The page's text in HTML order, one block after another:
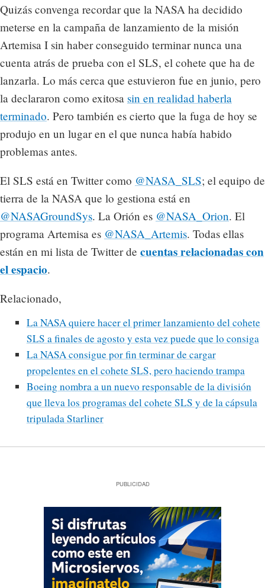
Quizás convenga recordar que la NASA ha decidido
meterse en la campaña de lanzamiento de la misión
Artemisa I sin haber conseguido terminar nunca una
cuenta atrás de prueba con el SLS, el cohete que ha de
lanzarla. Lo más cerca que estuvieron fue en junio, pero
la declararon como exitosa sin en realidad haberla
terminado. Pero también es cierto que la fuga de hoy se
produjo en un lugar en el que nunca había habido
problemas antes.
El SLS está en Twitter como @NASA_SLS; el equipo de
tierra de la NASA que lo gestiona está en
@NASAGroundSys. La Orión es @NASA_Orion. El
programa Artemisa es @NASA_Artemis. Todas ellas
están en mi lista de Twitter de cuentas relacionadas con
el espacio.
Relacionado,
La NASA quiere hacer el primer lanzamiento del cohete
SLS a finales de agosto y esta vez puede que lo consiga
La NASA consigue por fin terminar de cargar
propelentes en el cohete SLS, pero haciendo trampa
Boeing nombra a un nuevo responsable de la división
que lleva los programas del cohete SLS y de la cápsula
tripulada Starliner
PUBLICIDAD